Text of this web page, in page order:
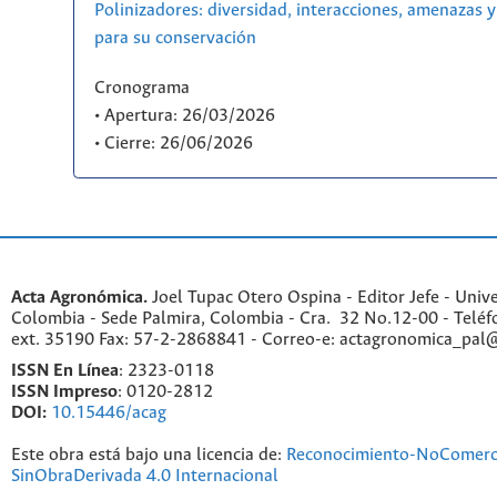
Polinizadores: diversidad, interacciones, amenazas
para su conservación
Cronograma
• Apertura: 26/03/2026
• Cierre: 26/06/2026
Acta Agronómica. Joel Tupac Otero Ospina - Editor Jefe -
Colombia - Sede Palmira, Colombia - Cra. 32 No.12-00 -
ext. 35190 Fax: 57-2-2868841 - Correo-e:
ISSN En Línea: 2323-0118
ISSN Impreso: 0120-2812
DOI: 10.15446/acag
Este obra está bajo una licencia de: Reconocimiento-
SinObraDerivada 4.0 Internacional